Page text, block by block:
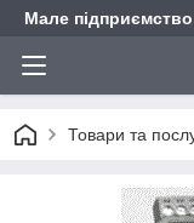
Мале
Товари та